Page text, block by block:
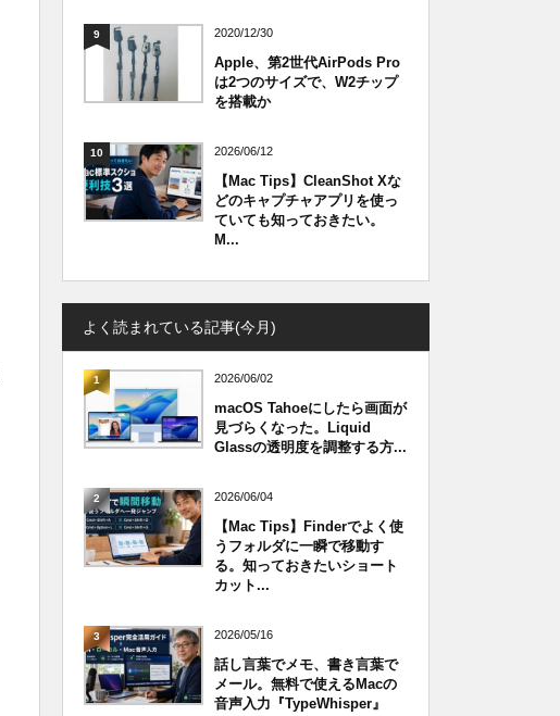
9 2020/12/30
Apple、第2世代AirPods Pro
は2つのサイズで、W2チップ
を搭載か
10 2026/06/12
【Mac Tips】CleanShot Xな
どのキャプチャアプリを使っ
ていても知っておきたい。
M...
よく読まれている記事(今月)
1 2026/06/02
macOS Tahoeにしたら画面が
見づらくなった。Liquid
Glassの透明度を調整する方...
2 2026/06/04
【Mac Tips】Finderでよく使
うフォルダに一瞬で移動す
る。知っておきたいショート
カット...
3 2026/05/16
話し言葉でメモ、書き言葉で
メール。無料で使えるMacの
音声入力『TypeWhisper』